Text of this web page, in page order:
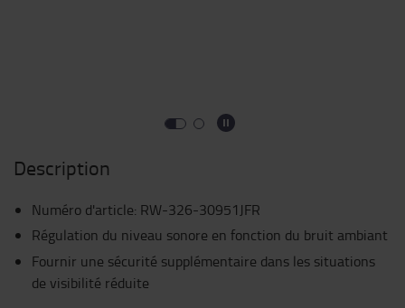
Description
Numéro d'article: RW-326-30951JFR
Régulation du niveau sonore en fonction du bruit ambiant
Fournir une sécurité supplémentaire dans les situations
de visibilité réduite